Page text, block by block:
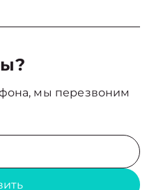
мы перезвоним